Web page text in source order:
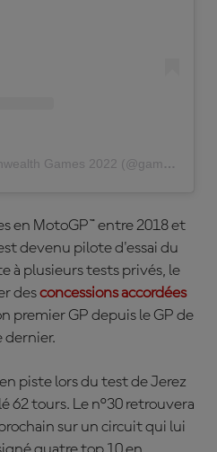
A post shared by Commonwealth Games 2022 (@gamescommonwealth)
en MotoGP™ entre 2018 et
devenu pilote d'essai du
à plusieurs tests privés, le
desconcessions accordées
premier GP depuis le GP de
dernier.
piste lors du test de Jerez
62 tours. Le n°30 retrouvera
sur un circuit qui lui